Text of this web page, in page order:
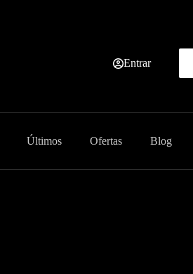
Entrar
Últimos Ofertas Blog